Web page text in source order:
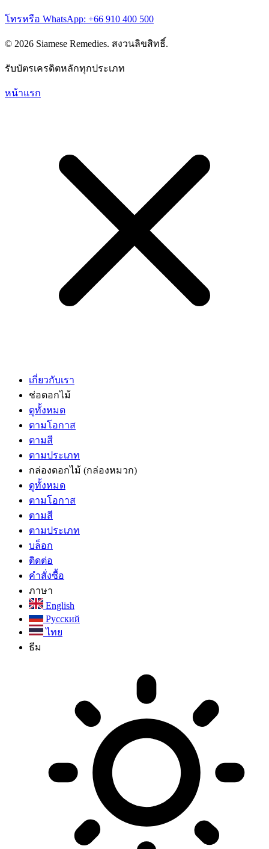
โทรหรือ WhatsApp: +66 910 400 500
© 2026 Siamese Remedies. สงวนลิขสิทธิ์.
รับบัตรเครดิตหลักทุกประเภท
หน้าแรก
เกี่ยวกับเรา
ช่อดอกไม้
ดูทั้งหมด
ตามโอกาส
ตามสี
ตามประเภท
กล่องดอกไม้ (กล่องหมวก)
ดูทั้งหมด
ตามโอกาส
ตามสี
ตามประเภท
บล็อก
ติดต่อ
คำสั่งซื้อ
ภาษา
English
Русский
ไทย
ธีม